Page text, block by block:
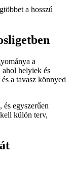
a hosszú
a
helyiek és
a tavasz könnyed
egyszerűen
külön terv,